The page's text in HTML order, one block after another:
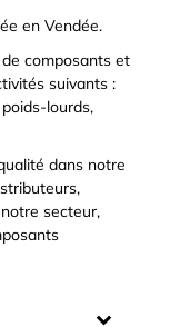
en Vendée.
composants et
suivants :
lourds,
dans notre
secteur,